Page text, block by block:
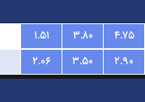
۱.۵۱ ۳.۸۰
۴.۷۵
۲.۰۶ ۳.۵۰
۲.۹۰